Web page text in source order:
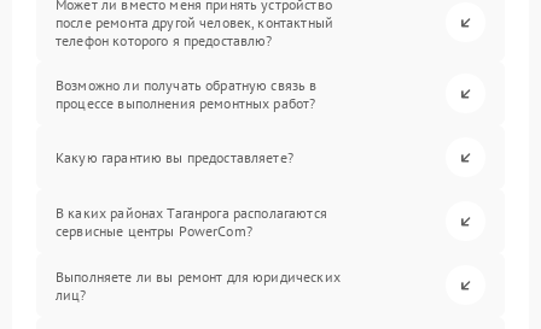
Может ли вместо меня принять устройство
после ремонта другой человек, контактный
телефон которого я предоставлю?
Возможно ли получать обратную связь в
процессе выполнения ремонтных работ?
Какую гарантию вы предоставляете?
В каких районах Таганрога располагаются
сервисные центры PowerCom?
Выполняете ли вы ремонт для юридических
лиц?